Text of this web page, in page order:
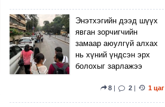
Энэтхэгийн дээд шүүх
явган зорчигчийн
замаар аюулгүй алхах
нь хүний үндсэн эрх
болохыг зарлажээ
8 | 2 | 1 цаг